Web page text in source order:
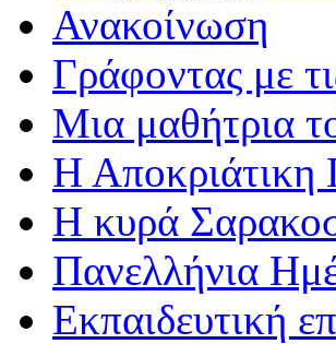
Ανακοίνωση
Γράφοντας με
Μια μαθήτρια
Η Αποκριάτικη
Η κυρά
Πανελλήνια
Εκπαιδευτική